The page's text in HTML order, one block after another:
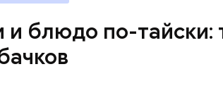
и блюдо по-тайски: